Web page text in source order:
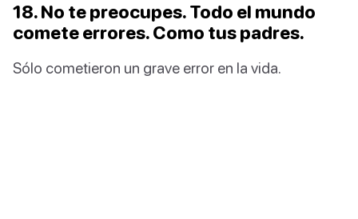
18. No te preocupes. Todo el mundo
comete errores. Como tus padres.
Sólo cometieron un grave error en la vida.